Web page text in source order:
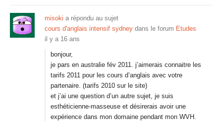
misoki a répondu au sujet
cours d'anglais intensif sydney dans le forum Etudes
il y a 16 ans
bonjour,
je pars en australie fév 2011. j’aimerais connaitre les
tarifs 2011 pour les cours d’anglais avec votre
partenaire. (tarifs 2010 sur le site)
et j’ai une question d’un autre sujet, je suis
esthéticienne-masseuse et désirerais avoir une
expérience dans mon domaine pendant mon WVH.